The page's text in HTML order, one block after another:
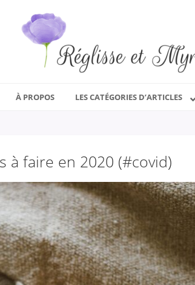
À PROPOS LES CATÉGORIES D’ARTICLES
à faire en 2020 (#covid)